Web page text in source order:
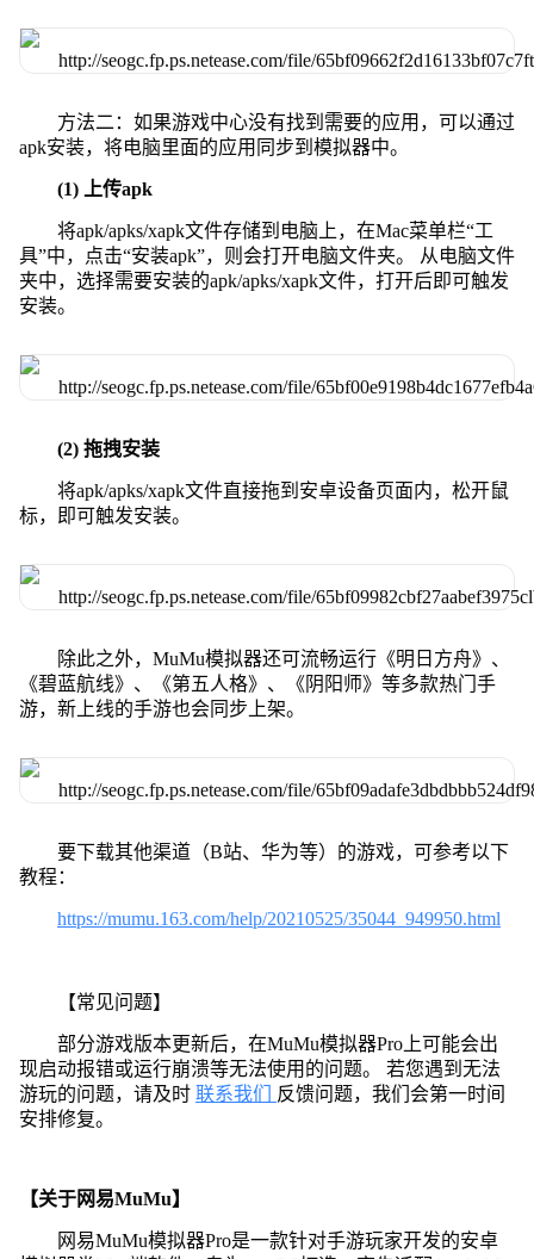
方法二：如果游戏中心没有找到需要的应用，可以通过
apk安装，将电脑里面的应用同步到模拟器中。
(1) 上传apk
将apk/apks/xapk文件存储到电脑上，在Mac菜单栏“工
具”中，点击“安装apk”，则会打开电脑文件夹。 从电脑文件
夹中，选择需要安装的apk/apks/xapk文件，打开后即可触发
安装。
(2) 拖拽安装
将apk/apks/xapk文件直接拖到安卓设备页面内，松开鼠
标，即可触发安装。
除此之外，MuMu模拟器还可流畅运行《明日方舟》、
《碧蓝航线》、《第五人格》、《阴阳师》等多款热门手
游，新上线的手游也会同步上架。
要下载其他渠道（B站、华为等）的游戏，可参考以下
教程：
https://mumu.163.com/help/20210525/35044_949950.html
【常见问题】
部分游戏版本更新后，在MuMu模拟器Pro上可能会出
现启动报错或运行崩溃等无法使用的问题。 若您遇到无法
游玩的问题，请及时 联系我们
反馈问题，我们会第一时间
安排修复。
【关于网易MuMu】
网易MuMu模拟器Pro是一款针对手游玩家开发的安卓